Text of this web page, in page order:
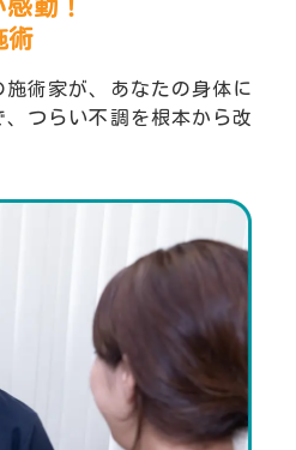
感動！
術
術家が、あなたの身体に
つらい不調を根本から改